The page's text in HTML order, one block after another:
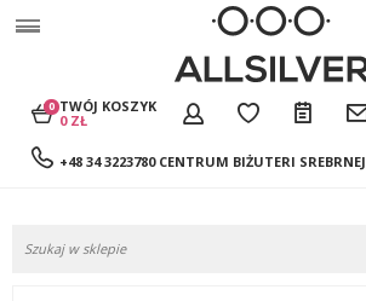
+48 34 3223780 CENTRUM BIŻUTERI SREBRNEJ
TWÓJ KOSZYK
0 ZŁ
0